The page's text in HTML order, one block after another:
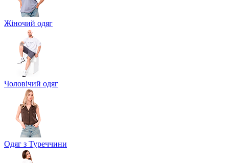
Жіночий одяг
Чоловічий одяг
Одяг з Туреччини